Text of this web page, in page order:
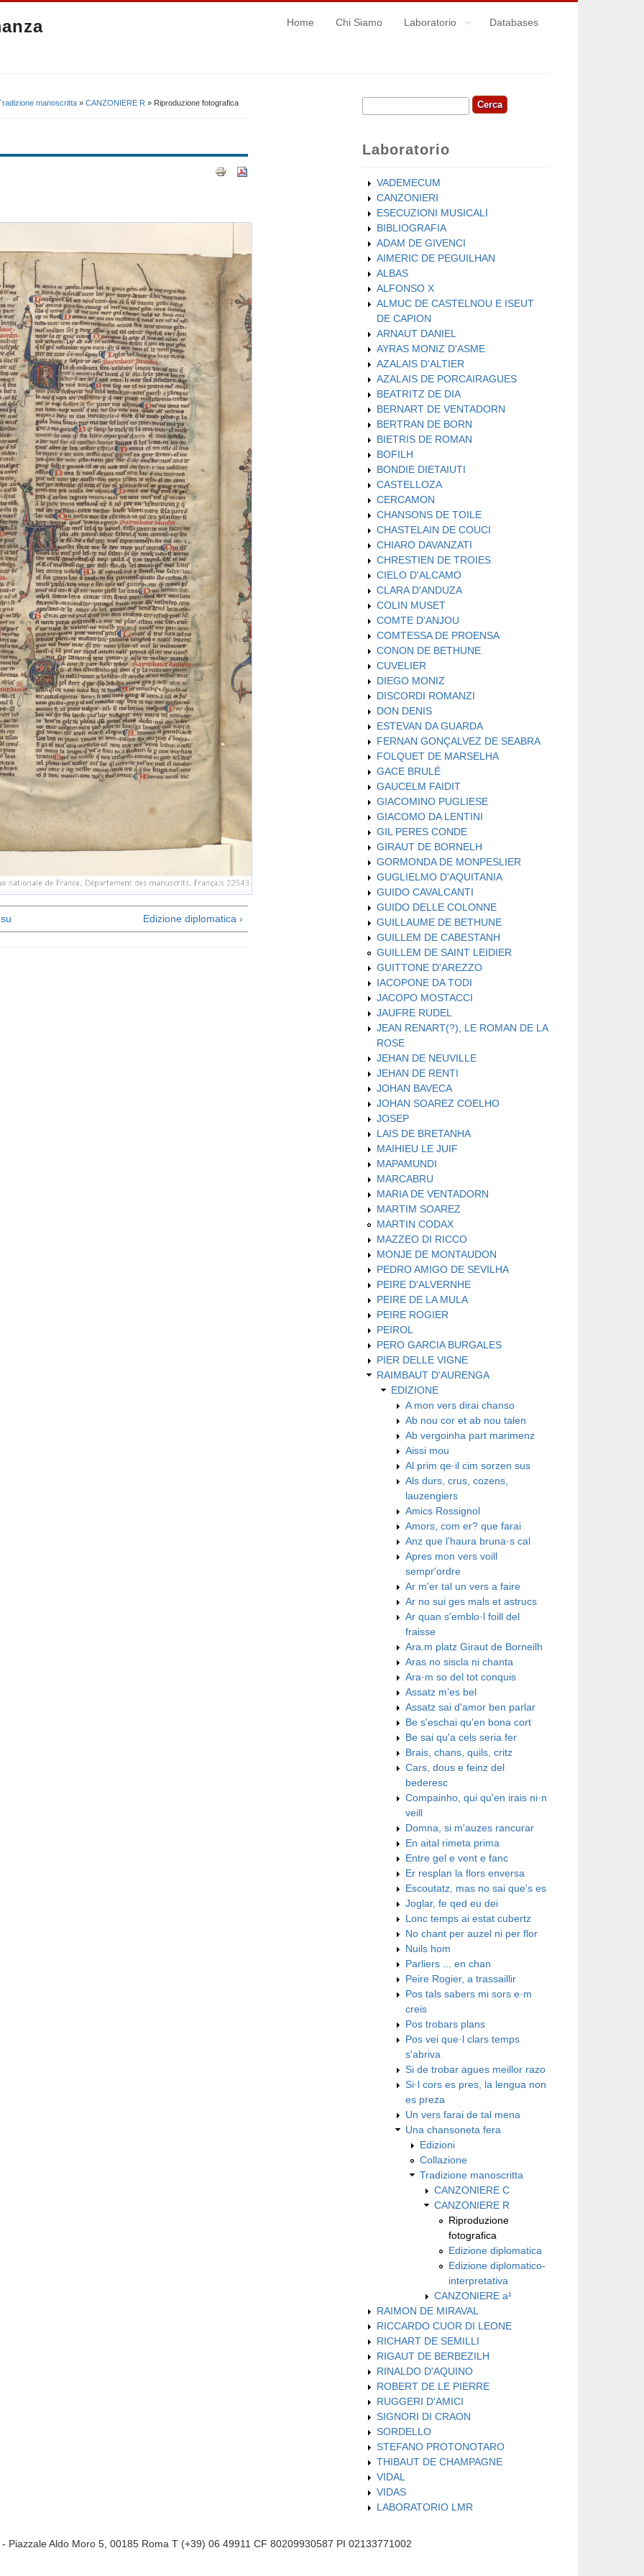
Home Chi Siamo Laboratorio Databases
manoscritta » CANZONIERE R » Riproduzione fotografica
su Edizione diplomatica ›
Form di ricerca
Cerca
Laboratorio
VADEMECUM
CANZONIERI
ESECUZIONI MUSICALI
BIBLIOGRAFIA
ADAM DE GIVENCI
AIMERIC DE PEGUILHAN
ALBAS
ALFONSO X
ALMUC DE CASTELNOU E ISEUT
DE CAPION
ARNAUT DANIEL
AYRAS MONIZ D'ASME
AZALAIS D'ALTIER
AZALAIS DE PORCAIRAGUES
BEATRITZ DE DIA
BERNART DE VENTADORN
BERTRAN DE BORN
BIETRIS DE ROMAN
BOFILH
BONDIE DIETAIUTI
CASTELLOZA
CERCAMON
CHANSONS DE TOILE
CHASTELAIN DE COUCI
CHIARO DAVANZATI
CHRESTIEN DE TROIES
CIELO D'ALCAMO
CLARA D'ANDUZA
COLIN MUSET
COMTE D'ANJOU
COMTESSA DE PROENSA
CONON DE BETHUNE
CUVELIER
DIEGO MONIZ
DISCORDI ROMANZI
DON DENIS
ESTEVAN DA GUARDA
FERNAN GONÇALVEZ DE SEABRA
FOLQUET DE MARSELHA
GACE BRULÉ
GAUCELM FAIDIT
GIACOMINO PUGLIESE
GIACOMO DA LENTINI
GIL PERES CONDE
GIRAUT DE BORNELH
GORMONDA DE MONPESLIER
GUGLIELMO D'AQUITANIA
GUIDO CAVALCANTI
GUIDO DELLE COLONNE
GUILLAUME DE BETHUNE
GUILLEM DE CABESTANH
GUILLEM DE SAINT LEIDIER
GUITTONE D'AREZZO
IACOPONE DA TODI
JACOPO MOSTACCI
JAUFRE RUDEL
JEAN RENART(?), LE ROMAN DE LA
ROSE
JEHAN DE NEUVILLE
JEHAN DE RENTI
JOHAN BAVECA
JOHAN SOAREZ COELHO
JOSEP
LAIS DE BRETANHA
MAIHIEU LE JUIF
MAPAMUNDI
MARCABRU
MARIA DE VENTADORN
MARTIM SOAREZ
MARTIN CODAX
MAZZEO DI RICCO
MONJE DE MONTAUDON
PEDRO AMIGO DE SEVILHA
PEIRE D'ALVERNHE
PEIRE DE LA MULA
PEIRE ROGIER
PEIROL
PERO GARCIA BURGALES
PIER DELLE VIGNE
RAIMBAUT D'AURENGA
EDIZIONE
A mon vers dirai chanso
Ab nou cor et ab nou talen
Ab vergoinha part marimenz
Aissi mou
Al prim qe·il cim sorzen sus
Als durs, crus, cozens,
lauzengiers
Amics Rossignol
Amors, com er? que farai
Anz que l’haura bruna·s cal
Apres mon vers voill
sempr'ordre
Ar m'er tal un vers a faire
Ar no sui ges mals et astrucs
Ar quan s'emblo·l foill del
fraisse
Ara.m platz Giraut de Borneilh
Aras no siscla ni chanta
Ara·m so del tot conquis
Assatz m’es bel
Assatz sai d'amor ben parlar
Be s'eschai qu'en bona cort
Be sai qu'a cels seria fer
Brais, chans, quils, critz
Cars, dous e feinz del
bederesc
Compainho, qui qu'en irais ni·n
veill
Domna, si m'auzes rancurar
En aital rimeta prima
Entre gel e vent e fanc
Er resplan la flors enversa
Escoutatz, mas no sai que's es
Joglar, fe qed eu dei
Lonc temps ai estat cubertz
No chant per auzel ni per flor
Nuils hom
Parliers ... en chan
Peire Rogier, a trassaillir
Pos tals sabers mi sors e·m
creis
Pos trobars plans
Pos vei que·l clars temps
s'abriva
Si de trobar agues meillor razo
Si·l cors es pres, la lengua non
es preza
Un vers farai de tal mena
Una chansoneta fera
Edizioni
Collazione
Tradizione manoscritta
CANZONIERE C
CANZONIERE R
Riproduzione
fotografica
Edizione diplomatica
Edizione diplomatico-
interpretativa
CANZONIERE a¹
RAIMON DE MIRAVAL
RICCARDO CUOR DI LEONE
RICHART DE SEMILLI
RIGAUT DE BERBEZILH
RINALDO D'AQUINO
ROBERT DE LE PIERRE
RUGGERI D'AMICI
SIGNORI DI CRAON
SORDELLO
STEFANO PROTONOTARO
THIBAUT DE CHAMPAGNE
VIDAL
VIDAS
LABORATORIO LMR
- Piazzale Aldo Moro 5, 00185 Roma T (+39) 06 49911 CF 80209930587 PI 02133771002